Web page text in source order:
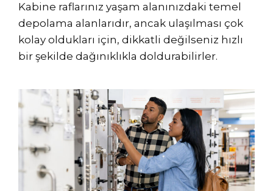
Kabine raflarınız yaşam alanınızdaki temel
depolama alanlarıdır, ancak ulaşılması çok
kolay oldukları için, dikkatli değilseniz hızlı
bir şekilde dağınıklıkla doldurabilirler.